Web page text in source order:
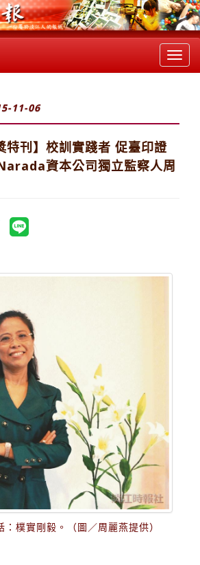
11-06
特刊】校訓實踐者 促臺印證
資本公司獨立監察人周
樸實剛毅。（圖／周麗燕提供）